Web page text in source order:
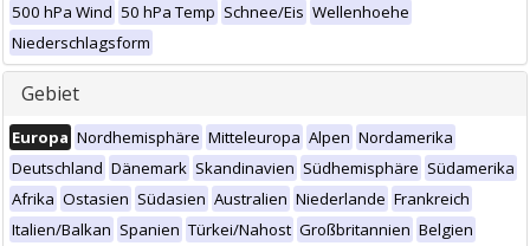
500 hPa Wind 50 hPa Temp Schnee/Eis Wellenhoehe
Niederschlagsform
Gebiet
Europa Nordhemisphäre Mitteleuropa Alpen Nordamerika
Deutschland Dänemark Skandinavien Südhemisphäre Südamerika
Afrika Ostasien Südasien Australien Niederlande Frankreich
Italien/Balkan Spanien Türkei/Nahost Großbritannien Belgien